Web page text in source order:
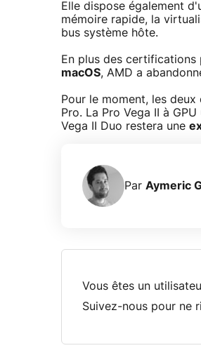
Elle dispose également
mémoire rapide, la
bus système hôte.
En plus des
macOS, AMD a
Pour le moment, les
Pro. La Pro Vega II à
Vega II Duo restera une
Par Aymeric
Vous êtes un
Suivez-nous pour ne